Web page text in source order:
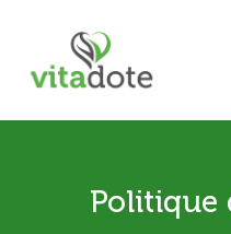
Politique